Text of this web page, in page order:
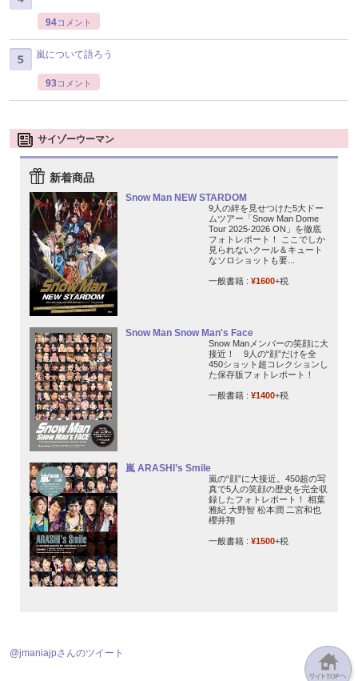
94コメント
嵐について語ろう
93コメント
サイゾーウーマン
新着商品
Snow Man NEW STARDOM
9人の絆を見せつけた5大ドー
ムツアー「Snow Man Dome
Tour 2025-2026 ON」を徹底
フォトレポート！ ここでしか
見られないクール＆キュート
なソロショットも要...
一般書籍 : ¥1600+税
Snow Man Snow Man's Face
Snow Manメンバーの笑顔に大
接近！ 9人の“顔”だけを全
450ショット超コレクションし
た保存版フォトレポート！
一般書籍 : ¥1400+税
嵐 ARASHI’s Smile
嵐の“顔”に大接近。450超の写
真で5人の笑顔の歴史を完全収
録したフォトレポート！ 相葉
雅紀 大野智 松本潤 二宮和也
櫻井翔
一般書籍 : ¥1500+税
@jmaniajpさんのツイート